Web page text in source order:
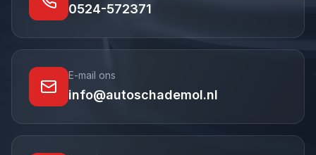
0524-572371
E-mail ons
info@autoschademol.nl